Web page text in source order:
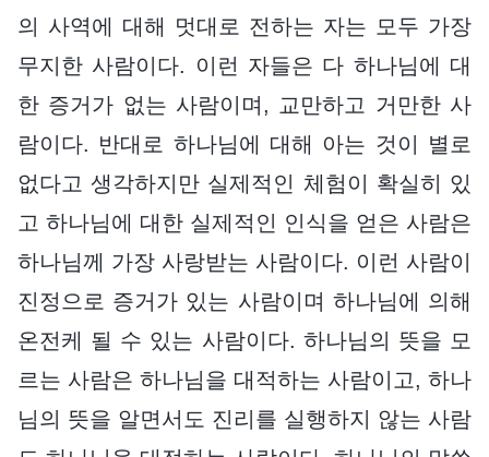
의 사역에 대해 멋대로 전하는 자는 모두 가장
무지한 사람이다. 이런 자들은 다 하나님에 대
한 증거가 없는 사람이며, 교만하고 거만한 사
람이다. 반대로 하나님에 대해 아는 것이 별로
없다고 생각하지만 실제적인 체험이 확실히 있
고 하나님에 대한 실제적인 인식을 얻은 사람은
하나님께 가장 사랑받는 사람이다. 이런 사람이
진정으로 증거가 있는 사람이며 하나님에 의해
온전케 될 수 있는 사람이다. 하나님의 뜻을 모
르는 사람은 하나님을 대적하는 사람이고, 하나
님의 뜻을 알면서도 진리를 실행하지 않는 사람